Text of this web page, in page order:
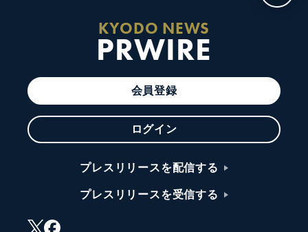
KYODO NEWS
PRWIRE
会員登録
ログイン
プレスリリースを配信する
プレスリリースを受信する